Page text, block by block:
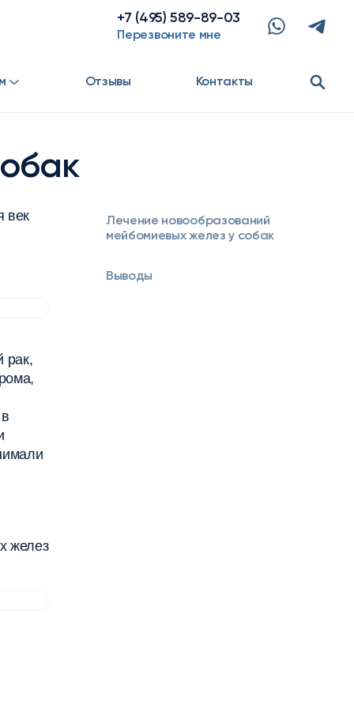
+7 (495) 589-89-03
Перезвоните мне
Отзывы Контакты
век
рак,
желез
Лечение новообразований
мейбомиевых желез у собак
Выводы